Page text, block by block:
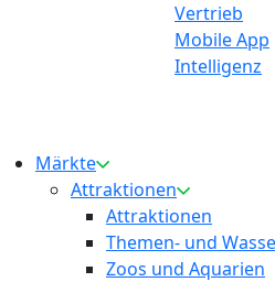
Vertrieb
Mobile App
Intelligenz
Märkte
Attraktionen
Attraktionen
Themen- und
Zoos und Aquarien